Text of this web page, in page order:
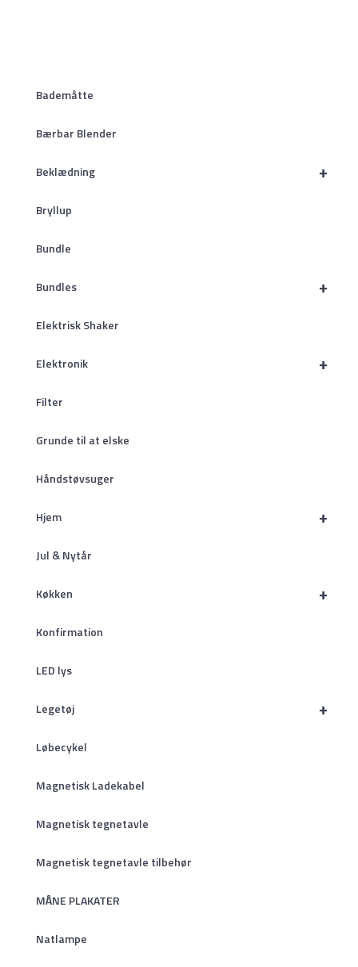
Bademåtte
Bærbar Blender
+
Beklædning
Bryllup
Bundle
+
Bundles
Elektrisk Shaker
+
Elektronik
Filter
Grunde til at elske
Håndstøvsuger
+
Hjem
Jul & Nytår
+
Køkken
Konfirmation
LED lys
+
Legetøj
Løbecykel
Magnetisk Ladekabel
Magnetisk tegnetavle
Magnetisk tegnetavle tilbehør
MÅNE PLAKATER
Natlampe